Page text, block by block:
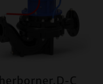
herborner.D-C